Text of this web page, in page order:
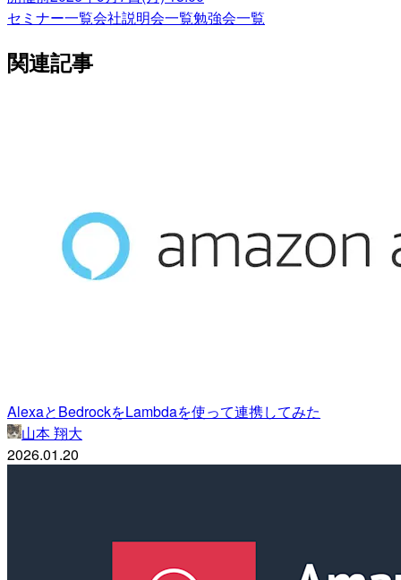
セミナー一覧会社説明会一覧勉強会一覧
関連記事
AlexaとBedrockをLambdaを使って連携してみた
山本 翔大
2026.01.20